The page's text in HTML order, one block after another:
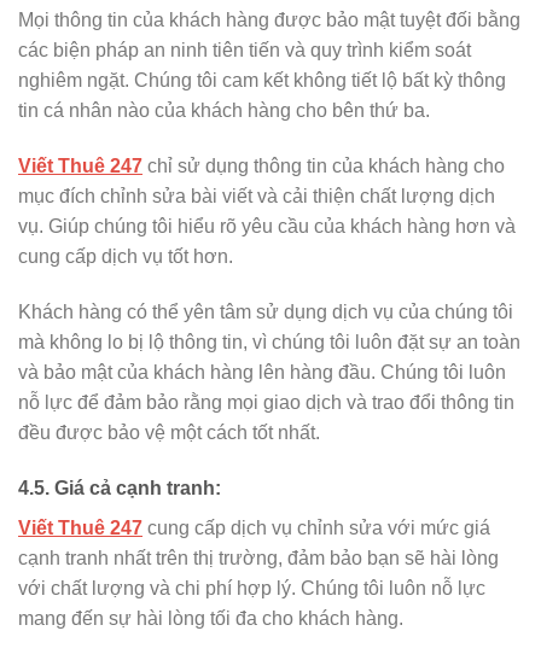
Mọi thông tin của khách hàng được bảo mật tuyệt đối bằng
các biện pháp an ninh tiên tiến và quy trình kiểm soát
nghiêm ngặt. Chúng tôi cam kết không tiết lộ bất kỳ thông
tin cá nhân nào của khách hàng cho bên thứ ba.
Viết Thuê 247 chỉ sử dụng thông tin của khách hàng cho
mục đích chỉnh sửa bài viết và cải thiện chất lượng dịch
vụ. Giúp chúng tôi hiểu rõ yêu cầu của khách hàng hơn và
cung cấp dịch vụ tốt hơn.
Khách hàng có thể yên tâm sử dụng dịch vụ của chúng tôi
mà không lo bị lộ thông tin, vì chúng tôi luôn đặt sự an toàn
và bảo mật của khách hàng lên hàng đầu. Chúng tôi luôn
nỗ lực để đảm bảo rằng mọi giao dịch và trao đổi thông tin
đều được bảo vệ một cách tốt nhất.
4.5. Giá cả cạnh tranh:
Viết Thuê 247 cung cấp dịch vụ chỉnh sửa với mức giá
cạnh tranh nhất trên thị trường, đảm bảo bạn sẽ hài lòng
với chất lượng và chi phí hợp lý. Chúng tôi luôn nỗ lực
mang đến sự hài lòng tối đa cho khách hàng.